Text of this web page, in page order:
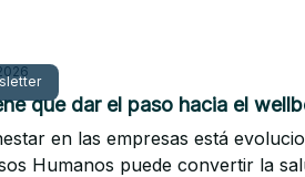
que dar el paso hacia el
en las empresas está
Humanos puede convertir la